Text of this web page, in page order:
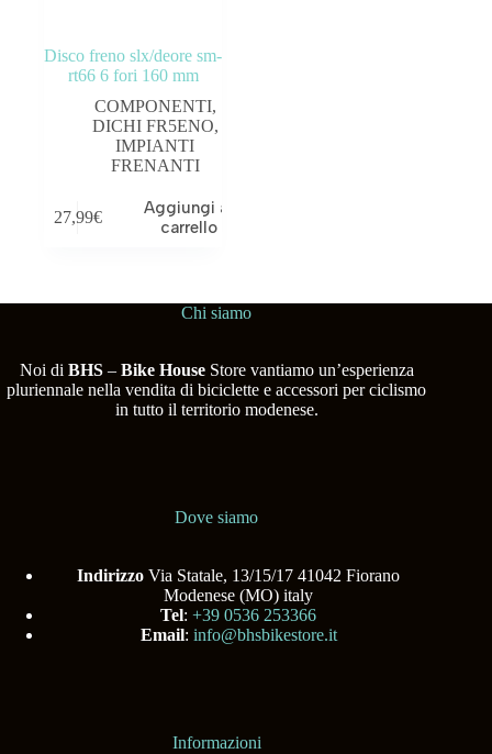
OUTLET
Disco freno slx/deore sm-
rt66 6 fori 160 mm
COMPONENTI,
DICHI FR5ENO,
IMPIANTI
FRENANTI
27,99€
Aggiungi al
carrello
Chi siamo
Noi di BHS– Bike HouseStore vantiamo un’esperienza
pluriennale nella vendita di biciclette e accessori per ciclismo
in tutto il territorio modenese.
Dove siamo
Indirizzo Via Statale, 13/15/17 41042 Fiorano
Modenese (MO) italy
Tel:+39 0536 253366
Email: info@bhsbikestore.it
Informazioni